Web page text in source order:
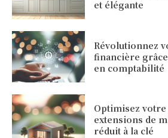
et élégante
Révolutionnez
financière
en comptabilité
Optimisez votre
extensions de
réduit à la clé